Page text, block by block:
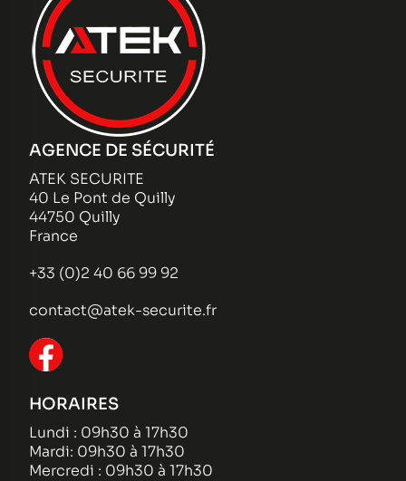
AGENCE DE SÉCURITÉ
ATEK SECURITE
40 Le Pont de Quilly
44750 Quilly
France
+33 (0)2 40 66 99 92
contact@atek-securite.fr
HORAIRES
Lundi : 09h30 à 17h30
Mardi: 09h30 à 17h30
Mercredi : 09h30 à 17h30